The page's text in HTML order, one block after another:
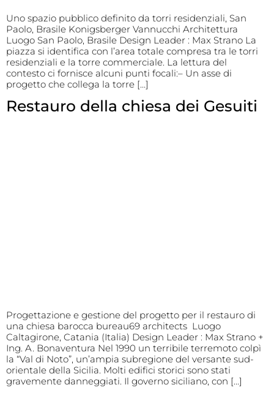
Uno spazio pubblico definito da torri residenziali, San
Paolo, Brasile Konigsberger Vannucchi Architettura
Luogo San Paolo, Brasile Design Leader : Max Strano La
piazza si identifica con l’area totale compresa tra le torri
residenziali e la torre commerciale. La lettura del
contesto ci fornisce alcuni punti focali:– Un asse di
progetto che collega la torre […]
Restauro della chiesa dei Gesuiti
Progettazione e gestione del progetto per il restauro di
una chiesa barocca bureau69 architects Luogo
Caltagirone, Catania (Italia) Design Leader : Max Strano +
Ing. A. Bonaventura Nel 1990 un terribile terremoto colpì
la “Val di Noto”, un’ampia subregione del versante sud-
orientale della Sicilia. Molti edifici storici sono stati
gravemente danneggiati. Il governo siciliano, con […]